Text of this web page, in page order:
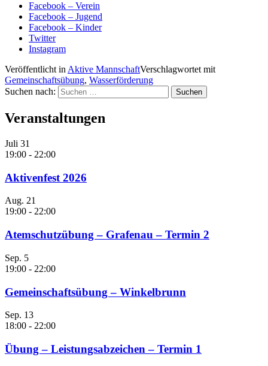
Facebook – Verein
Facebook – Jugend
Facebook – Kinder
Twitter
Instagram
Veröffentlicht in Aktive MannschaftVerschlagwortet mit
Gemeinschaftsübung, Wasserförderung
Suchen nach:
Veranstaltungen
Juli 31
19:00 - 22:00
Aktivenfest 2026
Aug. 21
19:00 - 22:00
Atemschutzübung – Grafenau – Termin 2
Sep. 5
19:00 - 22:00
Gemeinschaftsübung – Winkelbrunn
Sep. 13
18:00 - 22:00
Übung – Leistungsabzeichen – Termin 1